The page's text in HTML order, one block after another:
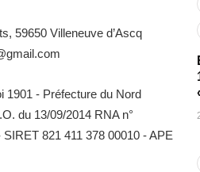
59650 Villeneuve d’Ascq
1901 - Préfecture du Nord
du 13/09/2014 RNA n°
821 411 378 00010 - APE